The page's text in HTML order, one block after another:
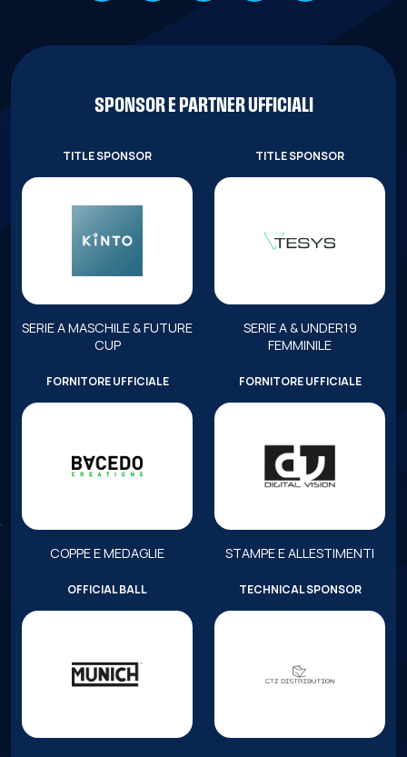
SPONSOR E PARTNER UFFICIALI
TITLE SPONSOR
SERIE A MASCHILE & FUTURE
CUP
TITLE SPONSOR
SERIE A & UNDER19
FEMMINILE
FORNITORE UFFICIALE
COPPE E MEDAGLIE
FORNITORE UFFICIALE
STAMPE E ALLESTIMENTI
OFFICIAL BALL TECHNICAL SPONSOR